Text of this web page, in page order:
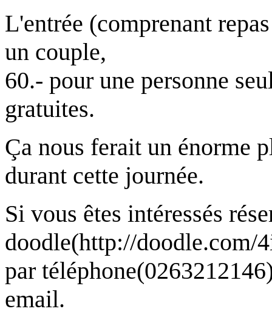
L'entrée (comprenant
un couple,
60.- pour une personne
gratuites.
Ça nous ferait un énorme
durant cette journée.
Si vous êtes intéressés
doodle(http://doodle.com/
par
email.